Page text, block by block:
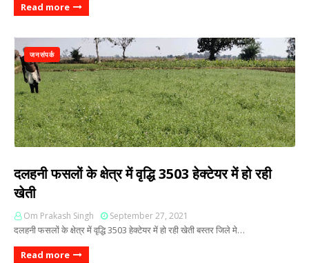
Read more
जनसंपर्क
दलहनी फसलों के क्षेत्र में वृद्धि 3503 हेक्टेयर में हो रही
खेती
Om Prakash Singh September 27, 2021
दलहनी फसलों के क्षेत्र में वृद्धि 3503 हेक्टेयर में हो रही खेती बस्तर जिले मे…
Read more